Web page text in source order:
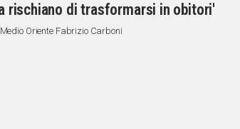
rischiano di trasformarsi in obitori'
Oriente Fabrizio Carboni